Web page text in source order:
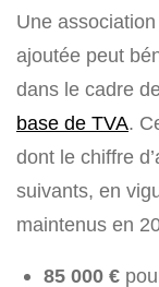
Une
ajoutée peut
dans le cadre
base de TVA.
dont le chiffre
suivants, en
maintenus en
85 000 €